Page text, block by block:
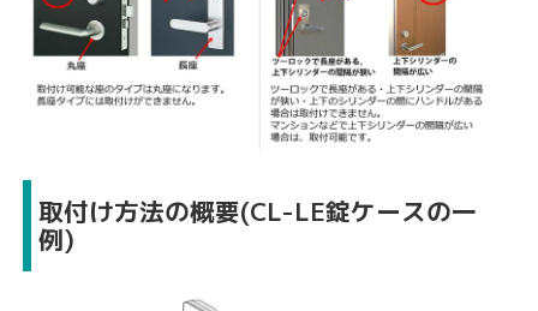
取付け方法の概要(CL-LE錠ケースの一
例)